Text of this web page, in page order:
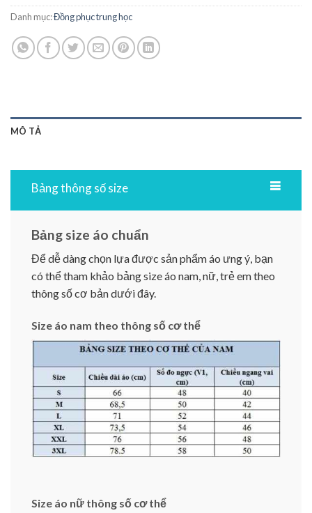
Danh mục:Đồng phục trung học
MÔ TẢ
Bảng thông số size
Bảng size áo chuẩn
Để dễ dàng chọn lựa được sản phẩm áo ưng ý, bạn
có thể tham khảo bảng size áo nam, nữ, trẻ em theo
thông số cơ bản dưới đây.
Size áo nam theo thông số cơ thể
Size áo nữ thông số cơ thể